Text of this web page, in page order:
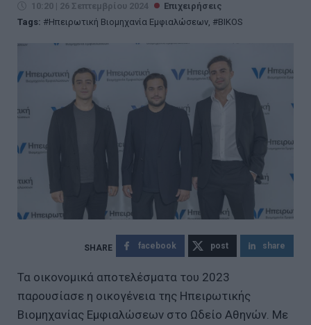
10:20 | 26 Σεπτεμβρίου 2024
Επιχειρήσεις
Tags:
Ηπειρωτική Βιομηχανία Εμφιαλώσεων, BIKOS
facebook post share
Τα οικονομικά αποτελέσματα του 2023
παρουσίασε η οικογένεια της Ηπειρωτικής
Βιομηχανίας Εμφιαλώσεων στο Ωδείο Αθηνών. Με